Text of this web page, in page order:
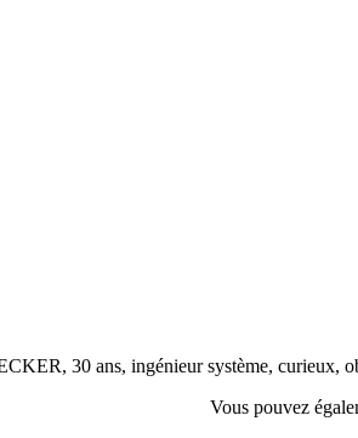
30 ans, ingénieur système, curieux,
Vous pouvez